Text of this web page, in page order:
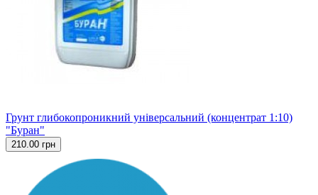
Грунт глибокопроникний універсальний (концентрат 1:10)
"Буран"
210.00 грн